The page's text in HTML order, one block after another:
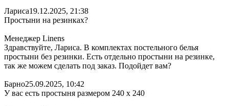
Лариса19.12.2025, 21:38
Простыни на резинках?
Менеджер Linens
Здравствуйте, Лариса. В комплектах постельного белья
простыни без резинки. Есть отдельно простыни на резинке,
так же можем сделать под заказ. Подойдет вам?
Барно25.09.2025, 10:42
У вас есть простыня размером 240 х 240